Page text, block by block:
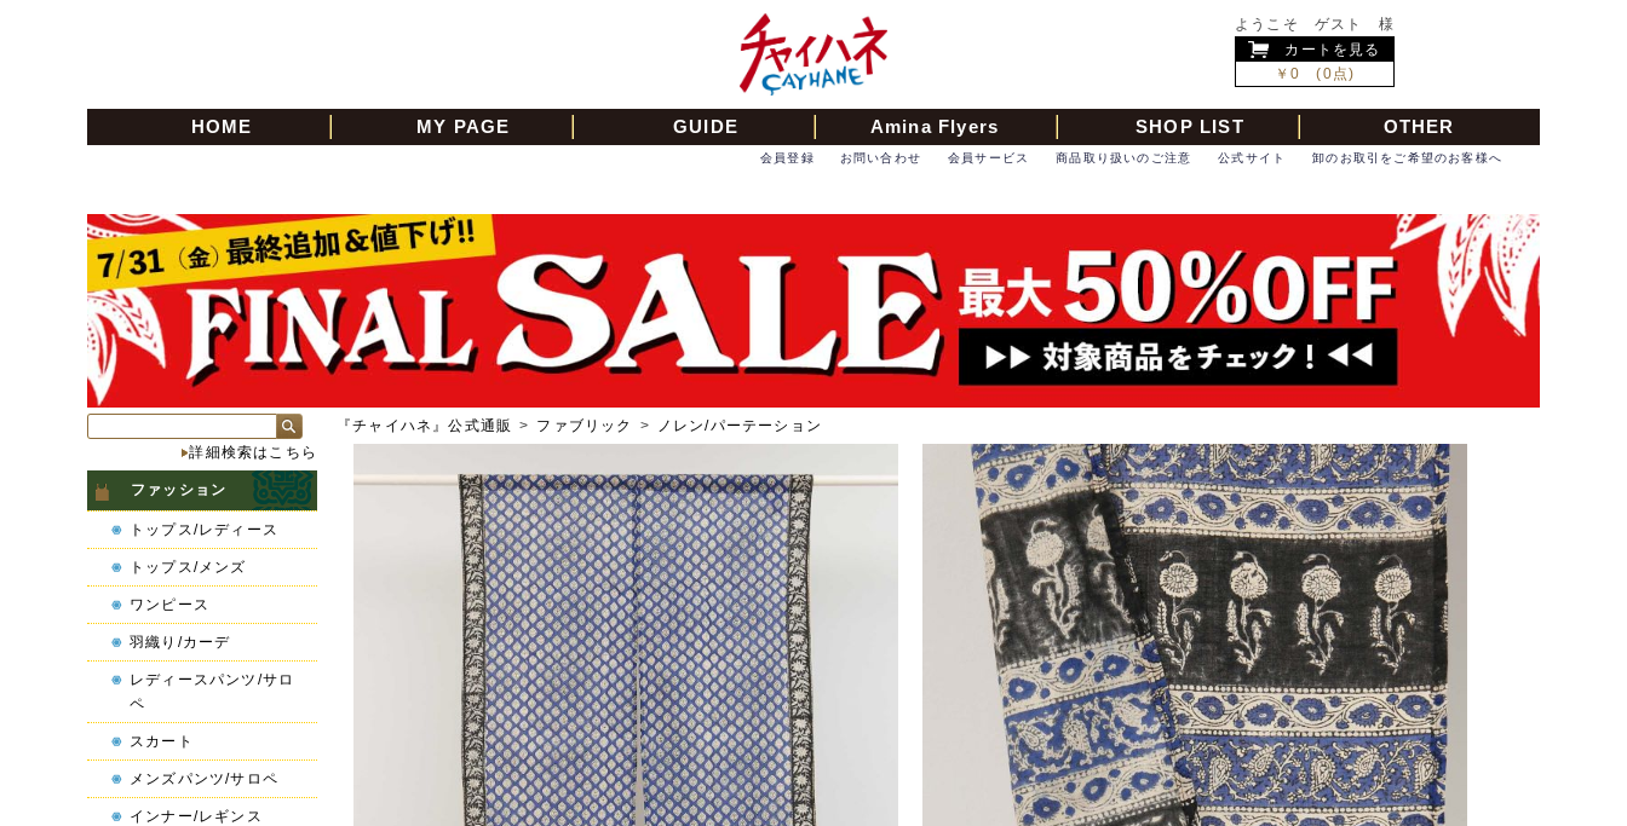
ようこそ ゲスト 様
カートを見る
￥0 (0点)
HOME MY PAGE GUIDE Amina Flyers SHOP LIST OTHER
卸のお取引をご希望のお客様へ
公式サイト
商品取り扱いのご注意
会員サービス
お問い合わせ
会員登録
『チャイハネ』公式通販 > ファブリック > ノレン/パーテーション
詳細検索はこちら
ファッション
トップス/レディース
トップス/メンズ
ワンピース
羽織り/カーデ
レディースパンツ/サロ
ペ
スカート
メンズパンツ/サロペ
インナー/レギンス